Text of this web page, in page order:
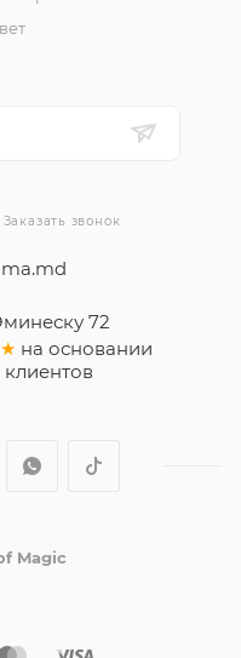
Заказать звонок
72
на основании
клиентов
Magic